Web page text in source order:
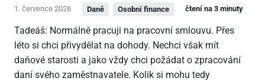
1. července 2026 Daně Osobní finance čtení na 3 minuty
Tadeáš: Normálně pracuji na pracovní smlouvu. Přes
léto si chci přivydělat na dohody. Nechci však mít
daňové starosti a jako vždy chci požádat o zpracování
daní svého zaměstnavatele. Kolik si mohu tedy